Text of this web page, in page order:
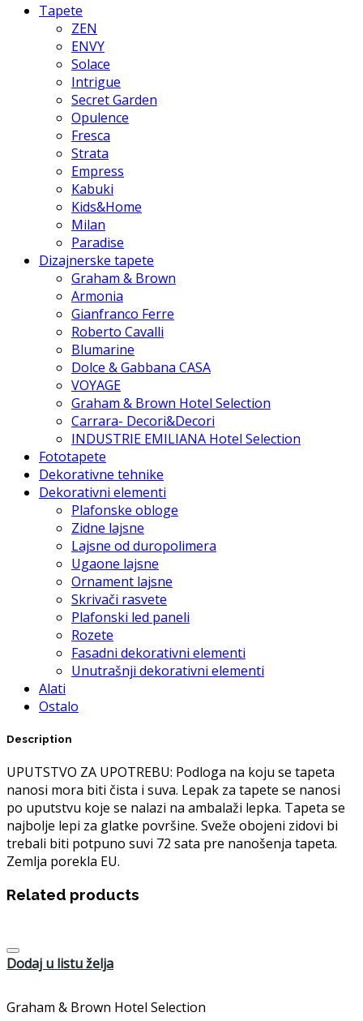
Tapete
ZEN
ENVY
Solace
Intrigue
Secret Garden
Opulence
Fresca
Strata
Empress
Kabuki
Kids&Home
Milan
Paradise
Dizajnerske tapete
Graham & Brown
Armonia
Gianfranco Ferre
Roberto Cavalli
Blumarine
Dolce & Gabbana CASA
VOYAGE
Graham & Brown Hotel Selection
Carrara- Decori&Decori
INDUSTRIE EMILIANA Hotel Selection
Fototapete
Dekorativne tehnike
Dekorativni elementi
Plafonske obloge
Zidne lajsne
Lajsne od duropolimera
Ugaone lajsne
Ornament lajsne
Skrivači rasvete
Plafonski led paneli
Rozete
Fasadni dekorativni elementi
Unutrašnji dekorativni elementi
Alati
Ostalo
Description
UPUTSTVO ZA UPOTREBU: Podloga na koju se tapeta
nanosi mora biti čista i suva. Lepak za tapete se nanosi
po uputstvu koje se nalazi na ambalaži lepka. Tapeta se
najbolje lepi za glatke površine. Sveže obojeni zidovi bi
trebali biti potpuno suvi 72 sata pre nanošenja tapeta.
Zemlja porekla EU.
Related products
Dodaj u listu želja
Graham & Brown Hotel Selection